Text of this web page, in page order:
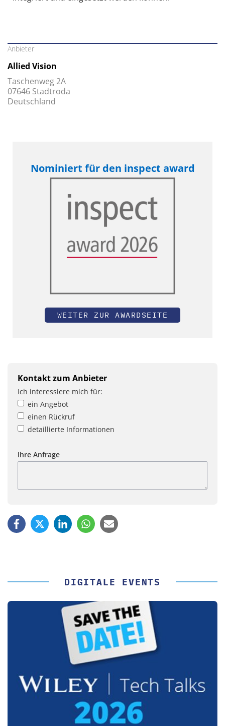
Anbieter
Allied Vision
Taschenweg 2A
07646 Stadtroda
Deutschland
Nominiert für den inspect award
WEITER ZUR AWARDSEITE
Kontakt zum Anbieter
Ich interessiere mich für:
ein Angebot
einen Rückruf
detaillierte Informationen
Ihre Anfrage
DIGITALE EVENTS